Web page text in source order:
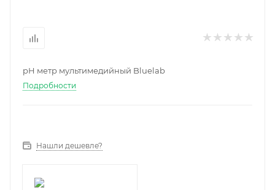
pH метр мультимедийный Bluelab
Подробности
Нашли дешевле?